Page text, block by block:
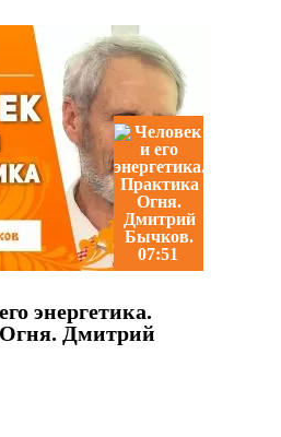
07:51
энергетика.
Дмитрий